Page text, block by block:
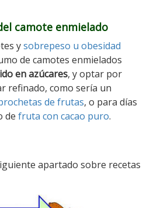
camote enmielado
ysobrepeso u obesidad
de camotes enmielados
en azúcares, y optar por
refinado, como sería un
de frutas, o para días
de fruta con cacao puro.
apartado sobre recetas